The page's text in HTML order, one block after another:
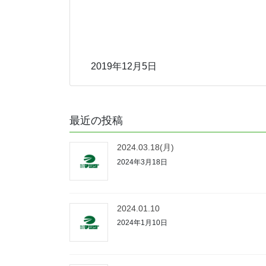
2019年12月5日
最近の投稿
2024.03.18(月)
2024年3月18日
2024.01.10
2024年1月10日